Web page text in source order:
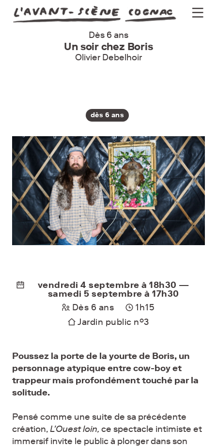
Programme
Actus
Billetterie Newsletter
Dès 6 ans
Un soir chez Boris
Olivier Debelhoir
dès 6 ans
vendredi 4 septembre à 18h30 —
samedi 5 septembre à 17h30
Dès 6 ans
1h15
Jardin public n°3
Poussez la porte de la yourte de Boris, un
personnage atypique entre cow-boy et
trappeur mais profondément touché par la
solitude.
Pensé comme une suite de sa précédente
création,L'Ouest loin, ce spectacle intimiste et
immersif invite le public à plonger dans son